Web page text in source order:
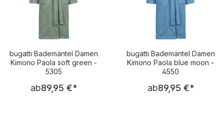
bugatti Bademäntel Damen
Kimono Paola soft green -
5305
Regulärer Preis:
ab89,95 €*
bugatti Bademäntel Damen
Kimono Paola blue moon -
4550
Regulärer
ab89,95 €*